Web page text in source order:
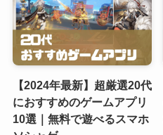
【2024年最新】超厳選20代
におすすめのゲームアプリ
10選｜無料で遊べるスマホ